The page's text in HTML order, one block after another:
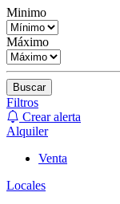
Minimo
Máximo
Buscar
Filtros
Crear alerta
Alquiler
Venta
Locales